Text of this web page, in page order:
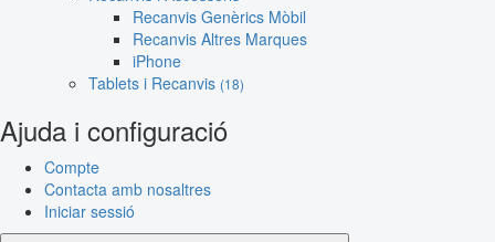
Recanvis Genèrics Mòbil
Recanvis Altres Marques
iPhone
Tablets i Recanvis (18)
Ajuda i configuració
Compte
Contacta amb nosaltres
Iniciar sessió